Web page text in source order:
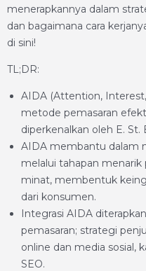
menerapkannya dalam
dan bagaimana cara
di sini!
TL;DR:
AIDA (Attention,
metode pemasaran
diperkenalkan oleh E.
AIDA membantu dalam
melalui tahapan
minat, membentuk
dari konsumen.
Integrasi AIDA
pemasaran; strategi
online dan media sosial,
SEO.